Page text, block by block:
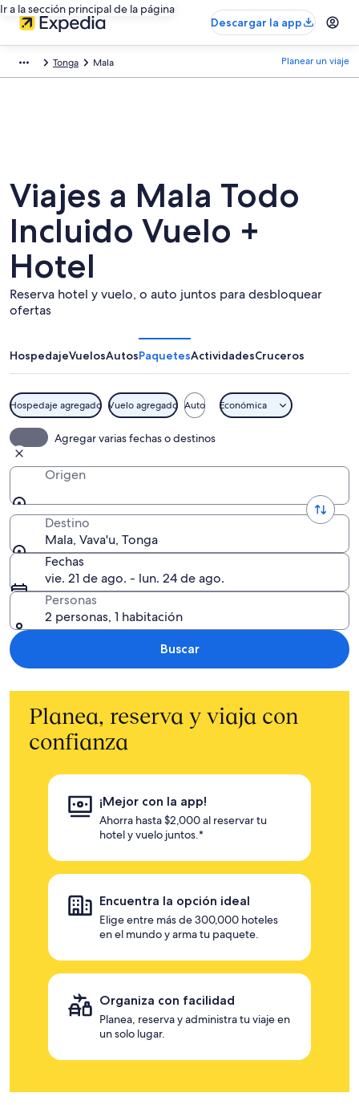
Ir a la sección principal de la página
Descargar la app
Tonga Mala Planear un viaje
Viajes a Mala Todo
Incluido Vuelo +
Hotel
Reserva hotel y vuelo, o auto juntos para desbloquear
ofertas
HospedajeVuelosAutosPaquetesActividadesCruceros
Hospedaje agregado Vuelo agregado Auto Económica
Agregar varias fechas o destinos
Origen
Destino
Mala, Vava'u, Tonga
Fechas
vie. 21 de ago. - lun. 24 de ago.
Personas
2 personas, 1 habitación
Buscar
Planea, reserva y viaja con
confianza
¡Mejor con la app!
Ahorra hasta $2,000 al reservar tu
hotel y vuelo juntos.*
Encuentra la opción ideal
Elige entre más de 300,000 hoteles
en el mundo y arma tu paquete.
Organiza con facilidad
Planea, reserva y administra tu viaje en
un solo lugar.